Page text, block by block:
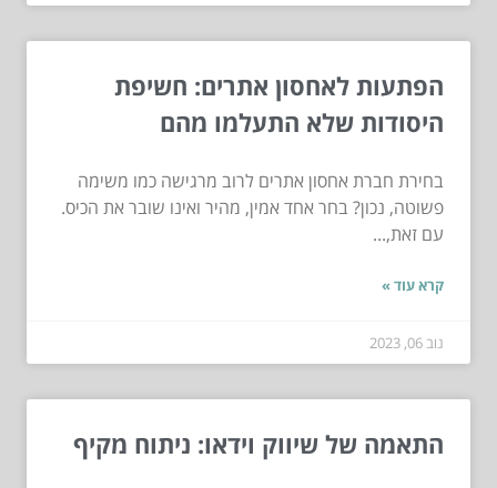
הפתעות לאחסון אתרים: חשיפת
היסודות שלא התעלמו מהם
בחירת חברת אחסון אתרים לרוב מרגישה כמו משימה
פשוטה, נכון? בחר אחד אמין, מהיר ואינו שובר את הכיס.
עם זאת,...
קרא עוד »
נוב 06, 2023
התאמה של שיווק וידאו: ניתוח מקיף